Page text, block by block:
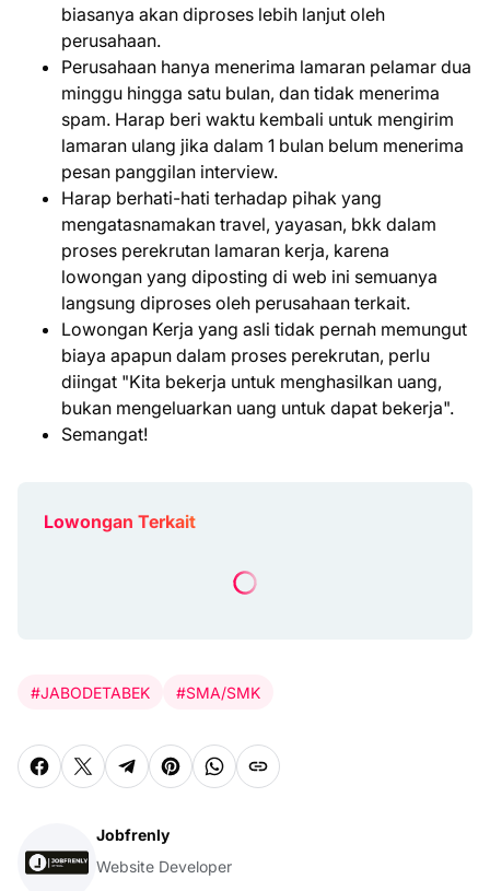
biasanya akan diproses lebih lanjut oleh
perusahaan.
Perusahaan hanya menerima lamaran pelamar dua
minggu hingga satu bulan, dan tidak menerima
spam. Harap beri waktu kembali untuk mengirim
lamaran ulang jika dalam 1 bulan belum menerima
pesan panggilan interview.
Harap berhati-hati terhadap pihak yang
mengatasnamakan travel, yayasan, bkk dalam
proses perekrutan lamaran kerja, karena
lowongan yang diposting di web ini semuanya
langsung diproses oleh perusahaan terkait.
Lowongan Kerja yang asli tidak pernah memungut
biaya apapun dalam proses perekrutan, perlu
diingat "Kita bekerja untuk menghasilkan uang,
bukan mengeluarkan uang untuk dapat bekerja".
Semangat!
Lowongan Terkait
#JABODETABEK #SMA/SMK
Jobfrenly
Website Developer